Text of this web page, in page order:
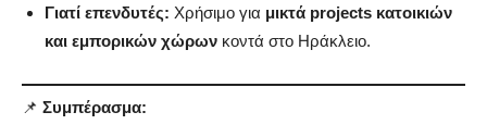
Γιατί επενδυτές: Χρήσιμο για μικτά projects κατοικιών
και εμπορικών χώρων κοντά στο Ηράκλειο.
📌 Συμπέρασμα: